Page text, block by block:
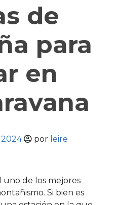
de
para
en
por leire
uno de los mejores
Si bien es